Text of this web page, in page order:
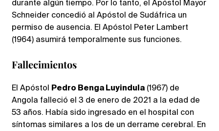
durante algún tiempo. Por lo tanto, el Apóstol Mayor
Schneider concedió al Apóstol de Sudáfrica un
permiso de ausencia. El Apóstol Peter Lambert
(1964) asumirá temporalmente sus funciones.
Fallecimientos
El Apóstol Pedro Benga Luyindula (1967) de
Angola falleció el 3 de enero de 2021 a la edad de
53 años. Había sido ingresado en el hospital con
síntomas similares a los de un derrame cerebral. En